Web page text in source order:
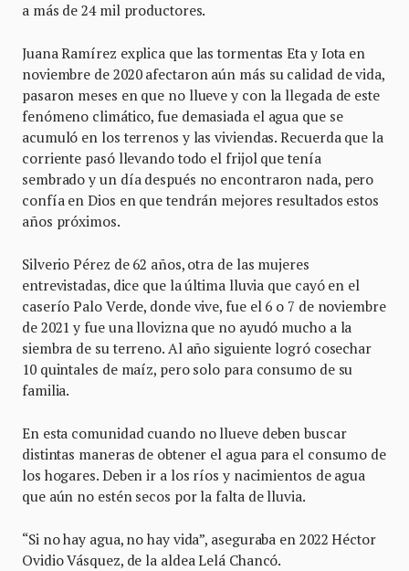
a más de 24 mil productores.
Juana Ramírez explica que las tormentas Eta y Iota en
noviembre de 2020 afectaron aún más su calidad de vida,
pasaron meses en que no llueve y con la llegada de este
fenómeno climático, fue demasiada el agua que se
acumuló en los terrenos y las viviendas. Recuerda que la
corriente pasó llevando todo el frijol que tenía
sembrado y un día después no encontraron nada, pero
confía en Dios en que tendrán mejores resultados estos
años próximos.
Silverio Pérez de 62 años, otra de las mujeres
entrevistadas, dice que la última lluvia que cayó en el
caserío Palo Verde, donde vive, fue el 6 o 7 de noviembre
de 2021 y fue una llovizna que no ayudó mucho a la
siembra de su terreno. Al año siguiente logró cosechar
10 quintales de maíz, pero solo para consumo de su
familia.
En esta comunidad cuando no llueve deben buscar
distintas maneras de obtener el agua para el consumo de
los hogares. Deben ir a los ríos y nacimientos de agua
que aún no estén secos por la falta de lluvia.
“Si no hay agua, no hay vida”, aseguraba en 2022 Héctor
Ovidio Vásquez, de la aldea Lelá Chancó.